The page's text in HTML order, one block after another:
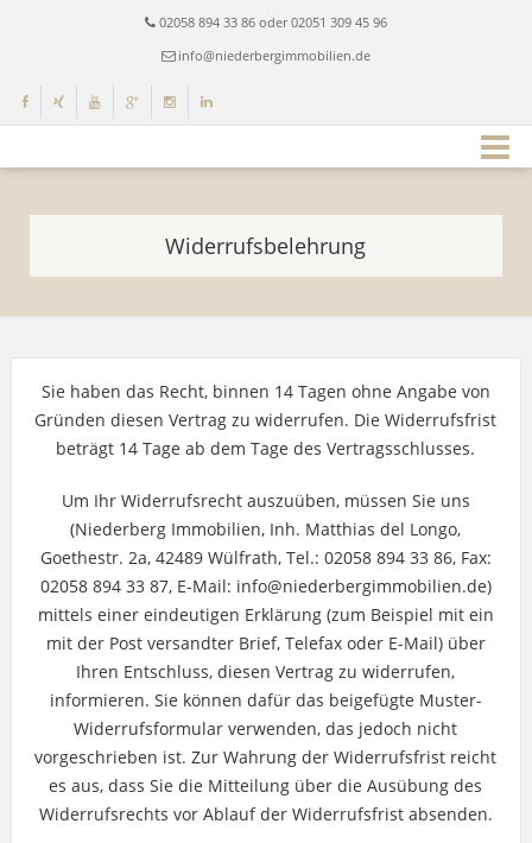
02058 894 33 86 oder 02051 309 45 96
info@niederbergimmobilien.de
Widerrufsbelehrung
Sie haben das Recht, binnen 14 Tagen ohne Angabe von
Gründen diesen Vertrag zu widerrufen. Die Widerrufsfrist
beträgt 14 Tage ab dem Tage des Vertragsschlusses.
Um Ihr Widerrufsrecht auszuüben, müssen Sie uns
(Niederberg Immobilien, Inh. Matthias del Longo,
Goethestr. 2a, 42489 Wülfrath, Tel.: 02058 894 33 86, Fax:
02058 894 33 87, E-Mail: info@niederbergimmobilien.de)
mittels einer eindeutigen Erklärung (zum Beispiel mit ein
mit der Post versandter Brief, Telefax oder E-Mail) über
Ihren Entschluss, diesen Vertrag zu widerrufen,
informieren. Sie können dafür das beigefügte Muster-
Widerrufsformular verwenden, das jedoch nicht
vorgeschrieben ist. Zur Wahrung der Widerrufsfrist reicht
es aus, dass Sie die Mitteilung über die Ausübung des
Widerrufsrechts vor Ablauf der Widerrufsfrist absenden.